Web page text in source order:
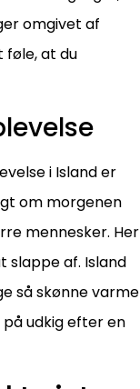
omgivet af
føle, at du
i Island er
om morgenen
mennesker. Her
slappe af. Island
så skønne varme
på udkig efter en